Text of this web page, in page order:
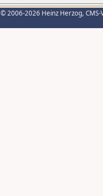
© 2006-2026 Heinz Herzog,